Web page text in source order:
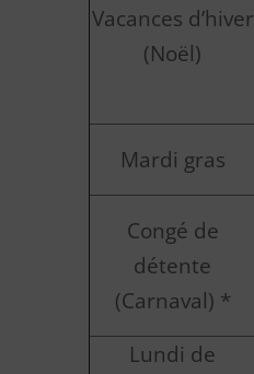
Vacances d’hiver
(Noël)
Mardi gras
Congé de
détente
(Carnaval) *
Lundi de